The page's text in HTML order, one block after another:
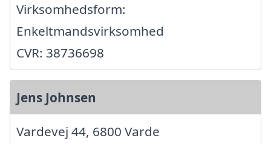
Virksomhedsform:
Enkeltmandsvirksomhed
CVR: 38736698
Jens Johnsen
Vardevej 44, 6800 Varde